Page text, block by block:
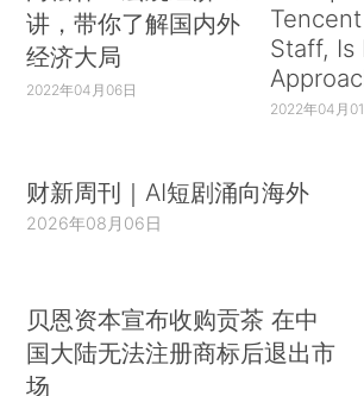
讲，带你了解国内外
经济大局
2022年04月06日
Staff, Is
2022年04月
财新周刊｜AI短剧涌向海外
2026年08月06日
贝恩资本宣布收购贡茶 在中
国大陆无法注册商标后退出市
场